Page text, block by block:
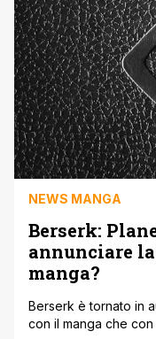
NEWS MANGA
Berserk:
annunciare
manga?
Berserk è tornato in
con il manga che